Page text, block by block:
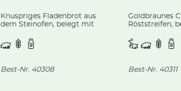
Knuspriges Fladenbrot aus
dem Steinofen, belegt mit
(Schwein), pikant-scharfen
Jalapenos, Gemüse und Käse.
Best-Nr. 40308
Goldbraunes
Röststreifen,
Käse und
Best-Nr. 40311